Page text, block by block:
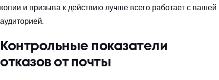
копии и призыва к действию лучше всего работает с вашей
аудиторией.
Контрольные показатели
отказов от почты